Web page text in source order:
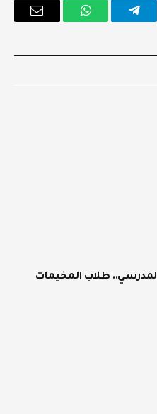
تيلقرام واتساب
البريد
طلاب المخيمات